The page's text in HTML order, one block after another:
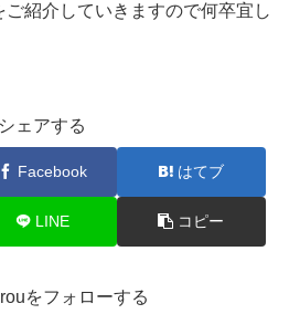
紹介していきますので何卒宜し
シェアする
Facebook はてブ
LINE コピー
をフォローする